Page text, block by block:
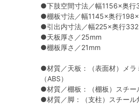
●下肢空間寸法／幅1156×奥
●棚板寸法／幅1145×奥行
●引出内寸法／幅225×奥行
●天板厚さ／25mm
●棚板厚さ／21mm
●材質／天板：（表面材）メラ
（ABS）
●材質／棚板：（棚板）スチー
●材質／脚：（支柱）スチー